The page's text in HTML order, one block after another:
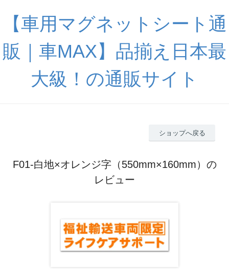
【車用マグネットシート通
販｜車MAX】品揃え日本最
大級！の通販サイト
ショップへ戻る
F01-白地×オレンジ字（550mm×160mm）の
レビュー